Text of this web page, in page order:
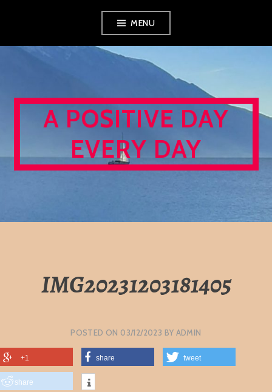
content
MENU
A POSITIVE DAY
EVERY DAY
IMG20231203181405
POSTED ON 03/12/2023 BY ADMIN
+1 share tweet
share